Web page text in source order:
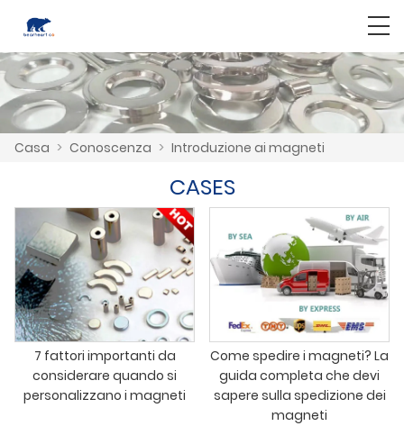
Casa > Conoscenza > Introduzione ai magneti
CASES
7 fattori importanti da
considerare quando si
personalizzano i magneti
Come spedire i magneti? La
guida completa che devi
sapere sulla spedizione dei
magneti